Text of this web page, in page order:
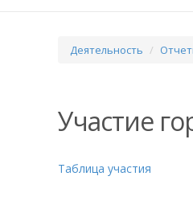
Деятельность
Участие
Таблица участия